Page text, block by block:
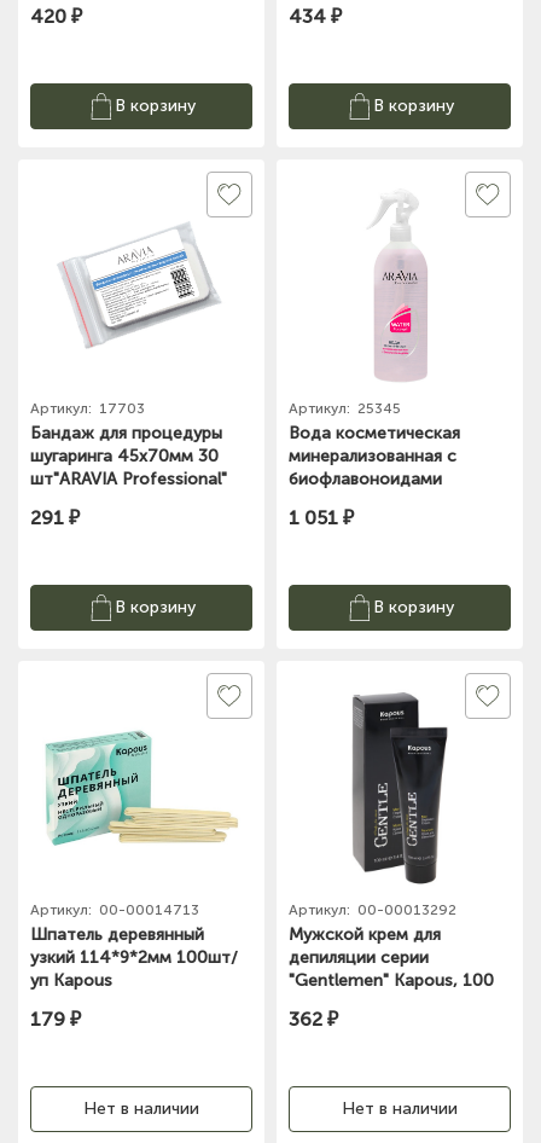
420 ₽
В корзину
Professional"
434 ₽
В корзину
Артикул: 17703
Бандаж для процедуры
шугаринга 45х70мм 30
шт"ARAVIA Professional"
291 ₽
В корзину
Артикул: 25345
Вода косметическая
минерализованная с
биофлавоноидами
Professional"
1 051 ₽
В корзину
Артикул: 00-00014713
Шпатель деревянный
узкий 114*9*2мм 100шт/
уп Kapous
179 ₽
Нет в наличии
Артикул: 00-00013292
Мужской крем для
депиляции серии
"Gentlemen" Kapous, 100
362 ₽
Нет в наличии